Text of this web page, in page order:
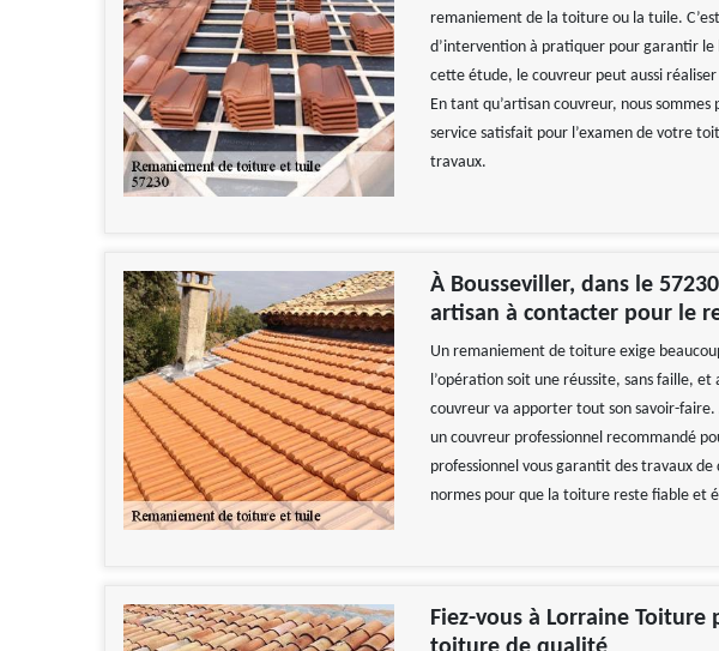
remaniement de la toiture ou la tuile.
d’intervention à pratiquer pour garantir
cette étude, le couvreur peut aussi
En tant qu’artisan couvreur, nous
service satisfait pour l’examen de votre
travaux.
À Bousseviller, dans le
artisan à contacter pour le
Un remaniement de toiture exige
l’opération soit une réussite, sans faille,
couvreur va apporter tout son savoir-
un couvreur professionnel recommandé
professionnel vous garantit des travaux
normes pour que la toiture reste fiable et
Fiez-vous à Lorraine